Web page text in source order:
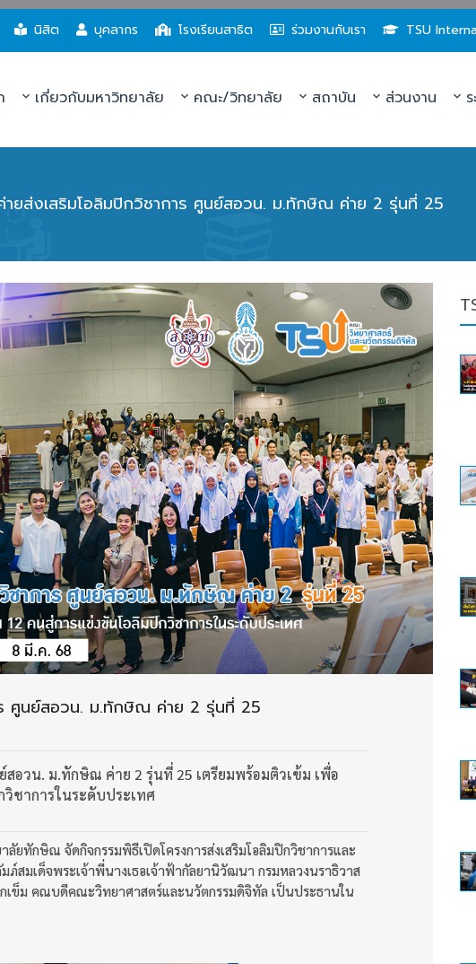
นิสิต บุคลากร โรงเรียนสาธิต ร่วมงานกับเรา TSU
เกี่ยวกับมหาวิทยาลัย คณะ/วิทยาลัย สถาบัน ส่วนงาน ร
ายส่งเสริมโอลิมปิกวิชาการ ศูนย์สอวน. ม.ทักษิณ ค่าย 2 รุ่นที่ 25
ร ศูนย์สอวน. ม.ทักษิณ ค่าย 2 รุ่นที่ 25
สอวน. ม.ทักษิณ ค่าย 2 รุ่นที่ 25 เตรียมพร้อมติวเข้ม เพื่อ
ชาการในระดับประเทศ
ทักษิณ จัดกิจกรรมพิธีเปิดโครงการส่งเสริมโอลิมปิกวิชาการและ
มเด็จพระเจ้าพี่นางเธอเจ้าฟ้ากัลยานิวัฒนา กรมหลวงนราธิวาส
ข็ม คณบดีคณะวิทยาศาสตร์และนวัตกรรมดิจิทัล เป็นประธานใน